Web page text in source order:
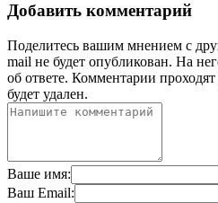
Добавить комментарий
Поделитесь вашим мнением с
mail не будет опубликован. На
об ответе. Комментарии
будет удален.
Ваше имя:
Ваш Email: